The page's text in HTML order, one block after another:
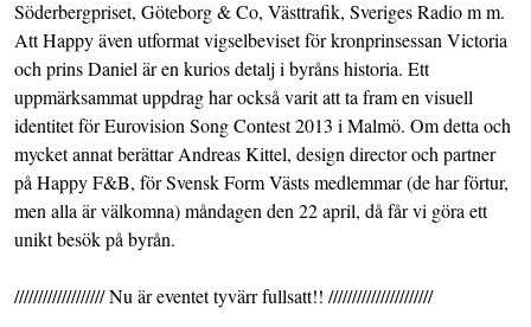
Söderbergpriset, Göteborg & Co, Västtrafik, Sveriges Radio m m.
Att Happy även utformat vigselbeviset för kronprinsessan Victoria
och prins Daniel är en kurios detalj i byråns historia. Ett
uppmärksammat uppdrag har också varit att ta fram en visuell
identitet för Eurovision Song Contest 2013 i Malmö. Om detta och
mycket annat berättar Andreas Kittel, design director och partner
på Happy F&B, för Svensk Form Västs medlemmar (de har förtur,
men alla är välkomna) måndagen den 22 april, då får vi göra ett
unikt besök på byrån.
/////////////////// Nu är eventet tyvärr fullsatt!! //////////////////////